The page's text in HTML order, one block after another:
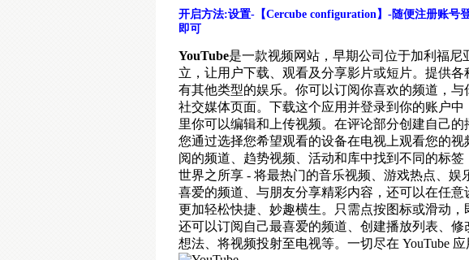
开启方法:设置-【Cercube configuration】-随便注册账号
即可
YouTube是一款视频网站，早期公司位于加利福
立，让用户下载、观看及分享影片或短片。提供
有其他类型的娱乐。你可以订阅你喜欢的频道，
社交媒体页面。下载这个应用并登录到你的账户
里你可以编辑和上传视频。在评论部分创建自己
您通过选择您希望观看的设备在电视上观看您的
阅的频道、趋势视频、活动和库中找到不同的标
世界之所享 - 将最热门的音乐视频、游戏热点、
喜爱的频道、与朋友分享精彩内容，还可以在任
更加轻松快捷、妙趣横生。只需点按图标或滑动
还可以订阅自己最喜爱的频道、创建播放列表、
想法、将视频投射至电视等。一切尽在 YouTube 应